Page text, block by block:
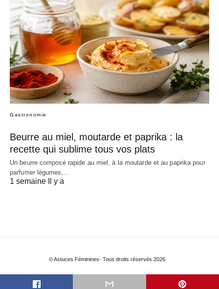
Gastronomie
Beurre au miel, moutarde et paprika : la
recette qui sublime tous vos plats
Un beurre composé rapide au miel, à la moutarde et au paprika pour
parfumer légumes,…
1 semaine Il y a
© Astuces Féminines- Tous droits réservés 2026